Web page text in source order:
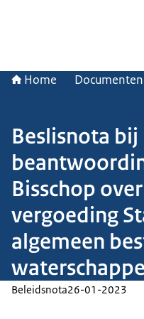
Home Documenten
Beslisnota
Bisschop
vergoeding
algemeen
Beleidsnota26-01-2023